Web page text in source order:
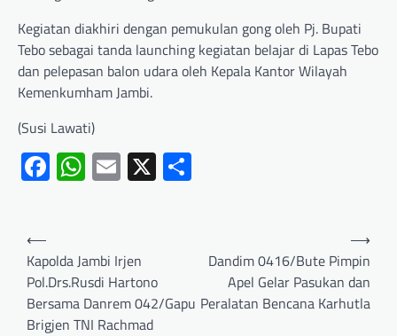
Kegiatan diakhiri dengan pemukulan gong oleh Pj. Bupati
Tebo sebagai tanda launching kegiatan belajar di Lapas Tebo
dan pelepasan balon udara oleh Kepala Kantor Wilayah
Kemenkumham Jambi.
(Susi Lawati)
Facebook
WhatsApp
Email
X
⟵
Kapolda Jambi Irjen
Pol.Drs.Rusdi Hartono
Bersama Danrem 042/Gapu
Brigjen TNI Rachmad
Dandim 0416/Bute Pimpin
Apel Gelar Pasukan dan
Peralatan Bencana Karhutla
⟶